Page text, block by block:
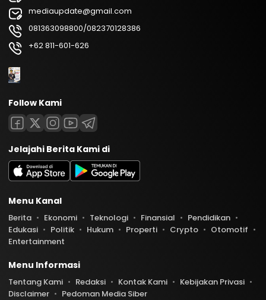
mediaupdate@gmail.com
081363098800/082370128386
+62 811-601-626
Follow Kami
Jelajahi Berita Kami di
Menu Kanal
Berita Ekonomi Teknologi Finansial
Pendidikan
Edukasi
Politik Hukum Properti Crypto
Otomotif
Entertainment
Menu Informasi
Tentang Kami Redaksi Kontak Kami
Kebijakan Privasi
Disclaimer
Pedoman Media Siber